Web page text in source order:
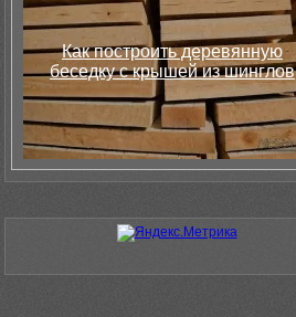
Как построить деревянную
беседку с крышей из шинглов